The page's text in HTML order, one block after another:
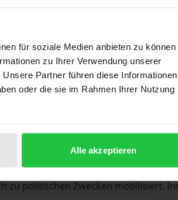
für soziale Medien anbieten zu können
zu Ihrer Verwendung unserer
Partner führen diese Informationen
oder die sie im Rahmen Ihrer Nutzung
Alle akzeptieren
Product
Philosophiegeschichte. Das
und Weise, wie die politische
zu politischen Zwecken mobilisiert.